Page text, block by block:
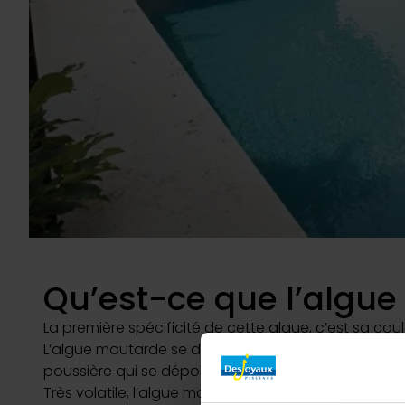
Qu’est-ce que
La première spécificité de cette algue, c’est sa
L’algue moutarde se différencie également des
poussière qui se dépose sur les parois et sur le fond
Très volatile, l’algue moutarde s’envole dès